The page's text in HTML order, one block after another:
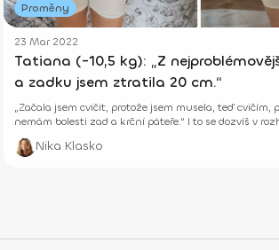
Proměny
23 Mar 2022
Tatiana (-10,5 kg): „Z
a zadku jsem ztratila 20 cm.“
„Začala jsem cvičit, protože jsem musela, teď cvičím,
nemám bolesti zad a krční páteře.“ I to se dozvíš v
Nika Klasko